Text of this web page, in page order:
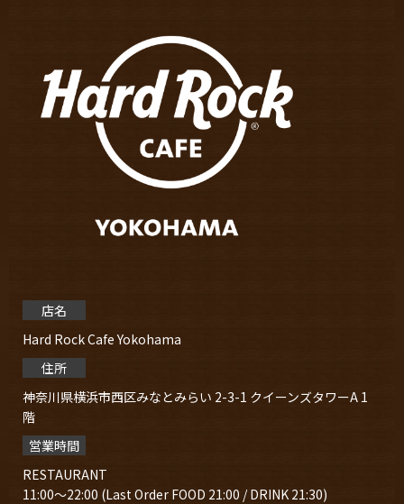
店名
Hard Rock Cafe Yokohama
住所
神奈川県横浜市⻄区みなとみらい 2-3-1 クイーンズタワーA 1
階
営業時間
RESTAURANT
11:00～22:00 (Last Order FOOD 21:00 / DRINK 21:30)